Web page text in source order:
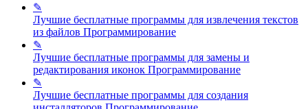
✎
Лучшие бесплатные программы для извлечения текстов
из файлов Программирование
✎
Лучшие бесплатные программы для замены и
редактирования иконок Программирование
✎
Лучшие бесплатные программы для создания